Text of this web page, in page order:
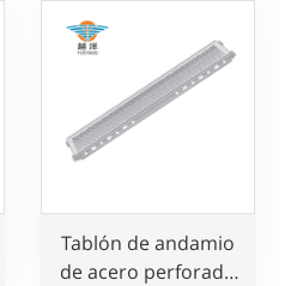
Tablón de andamio
de acero perforado